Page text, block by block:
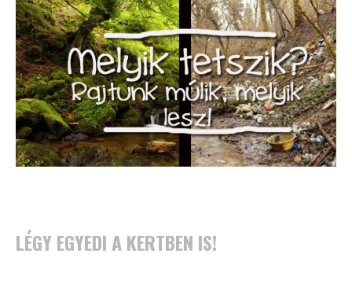
LÉGY EGYEDI A KERTBEN IS!